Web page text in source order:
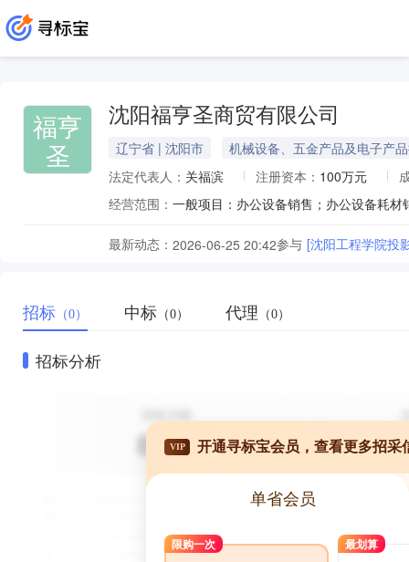
福亨
圣
沈阳福亨圣商贸有限公司
辽宁省 | 沈阳市
机械设备、五金产品及电子产
法定代表人： 关福滨 注册资本： 100万元
经营范围：
最新动态： 2026-06-25 20:42参与 [沈阳工程学院投
招标 （0） 中标 （0） 代理 （0）
招标分析
VIP 开通寻标宝会员，查看更多招采
单省会员
限购一次 最划算